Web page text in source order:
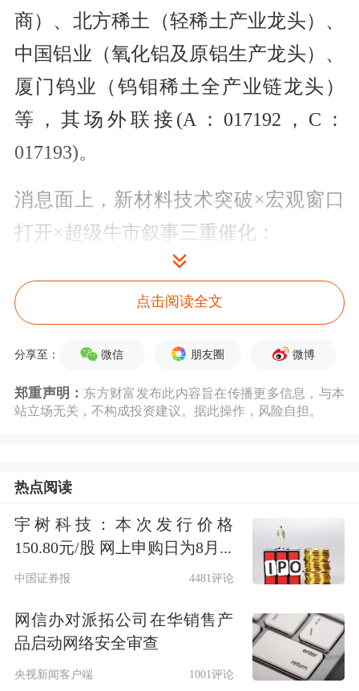
商）、北方稀土（轻稀土产业龙头）、
中国铝业（氧化铝及原铝生产龙头）、
厦门钨业（钨钼稀土全产业链龙头）
等，其场外联接(A：017192，C：
017193)。
消息面上，新材料技术突破×宏观窗口
打开×超级牛市叙事三重催化：
①"钼替钨"打开有色新材料想象空间：
SK海力士已完成375层3DNAND生产验
证，最大技术亮点是用钼材料替代传统
逻辑从"传统合金添加剂"推向"半导体
旺、原料端推升产品价格，钼产业链的
②美国5月CPI符合预期→加息担忧趋缓
→商品分母端利好：CPI读数未超预
期，市场对"更高更久"的重定价暂歇，
有利于工业金属金融属性修复。
点击阅读全文
分享至： 微信 朋友圈 微博
郑重声明： 东方财富发布此内容旨在传播更多信息，与本
站立场无关，不构成投资建议。据此操作，风险自担。
热点阅读
宇树科技：本次发行价格
150.80元/股 网上申购日为8月...
中国证券报 4481评论
网信办对派拓公司在华销售产
品启动网络安全审查
央视新闻客户端 1001评论